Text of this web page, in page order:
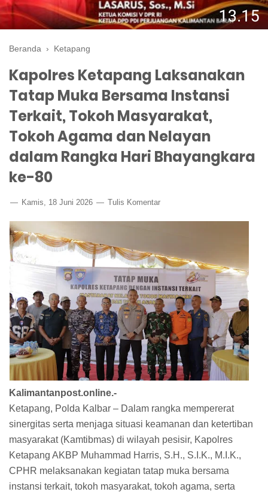
Beranda › Ketapang
Kapolres Ketapang Laksanakan
Tatap Muka Bersama Instansi
Terkait, Tokoh Masyarakat,
Tokoh Agama dan Nelayan
dalam Rangka Hari Bhayangkara
ke-80
Kamis, 18 Juni 2026 Tulis Komentar
Kalimantanpost.online.-
Ketapang, Polda Kalbar – Dalam rangka mempererat
sinergitas serta menjaga situasi keamanan dan ketertiban
masyarakat (Kamtibmas) di wilayah pesisir, Kapolres
Ketapang AKBP Muhammad Harris, S.H., S.I.K., M.I.K.,
CPHR melaksanakan kegiatan tatap muka bersama
instansi terkait, tokoh masyarakat, tokoh agama, serta